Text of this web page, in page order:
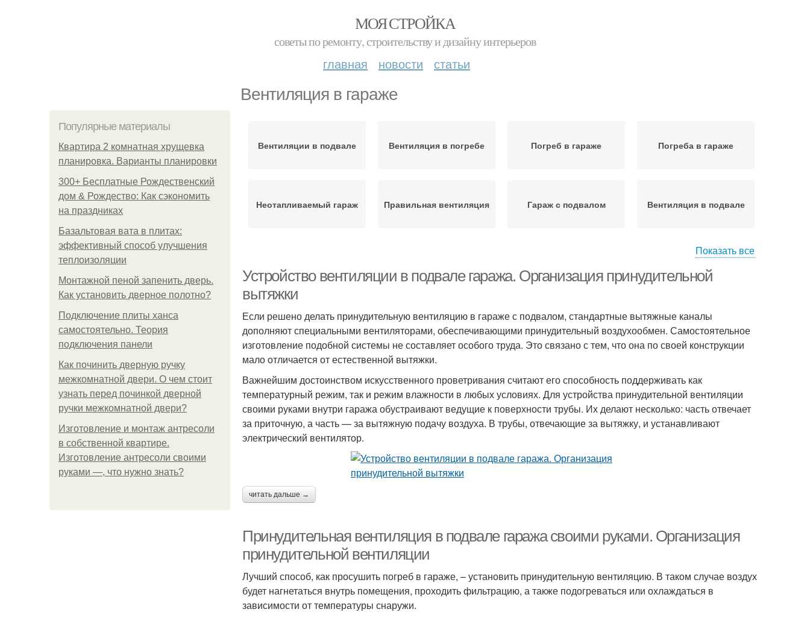
МОЯ СТРОЙКА
советы по ремонту, строительству и дизайну интерьеров
главная новости статьи
Вентиляция в гараже
Популярные материалы
Квартира 2 комнатная хрущевка
планировка. Варианты планировки
300+ Бесплатные Рождественский
дом & Рождество: Как сэкономить
на праздниках
Базальтовая вата в плитах:
эффективный способ улучшения
теплоизоляции
Монтажной пеной запенить дверь.
Как установить дверное полотно?
Подключение плиты ханса
самостоятельно. Теория
подключения панели
Как починить дверную ручку
межкомнатной двери. О чем стоит
узнать перед починкой дверной
ручки межкомнатной двери?
Изготовление и монтаж антресоли
в собственной квартире.
Изготовление антресоли своими
руками —, что нужно знать?
Вентиляции в подвале Вентиляция в погребе Погреб в гараже Погреба в гараже
Неотапливаемый гараж Правильная вентиляция Гараж с подвалом Вентиляция в подвале
вентиляция
вентиляция
Показать все
Устройство вентиляции в подвале гаража. Организация принудительной
вытяжки
Если решено делать принудительную вентиляцию в гараже с подвалом, стандартные вытяжные каналы
дополняют специальными вентиляторами, обеспечивающими принудительный воздухообмен. Самостоятельное
изготовление подобной системы не составляет особого труда. Это связано с тем, что она по своей конструкции
мало отличается от естественной вытяжки.
Важнейшим достоинством искусственного проветривания считают его способность поддерживать как
температурный режим, так и режим влажности в любых условиях. Для устройства принудительной вентиляции
своими руками внутри гаража обустраивают ведущие к поверхности трубы. Их делают несколько: часть отвечает
за приточную, а часть — за вытяжную подачу воздуха. В трубы, отвечающие за вытяжку, и устанавливают
электрический вентилятор.
читать дальше →
Принудительная вентиляция в подвале гаража своими руками. Организация
принудительной вентиляции
Лучший способ, как просушить погреб в гараже, – установить принудительную вентиляцию. В таком случае воздух
будет нагнетаться внутрь помещения, проходить фильтрацию, а также подогреваться или охлаждаться в
зависимости от температуры снаружи.